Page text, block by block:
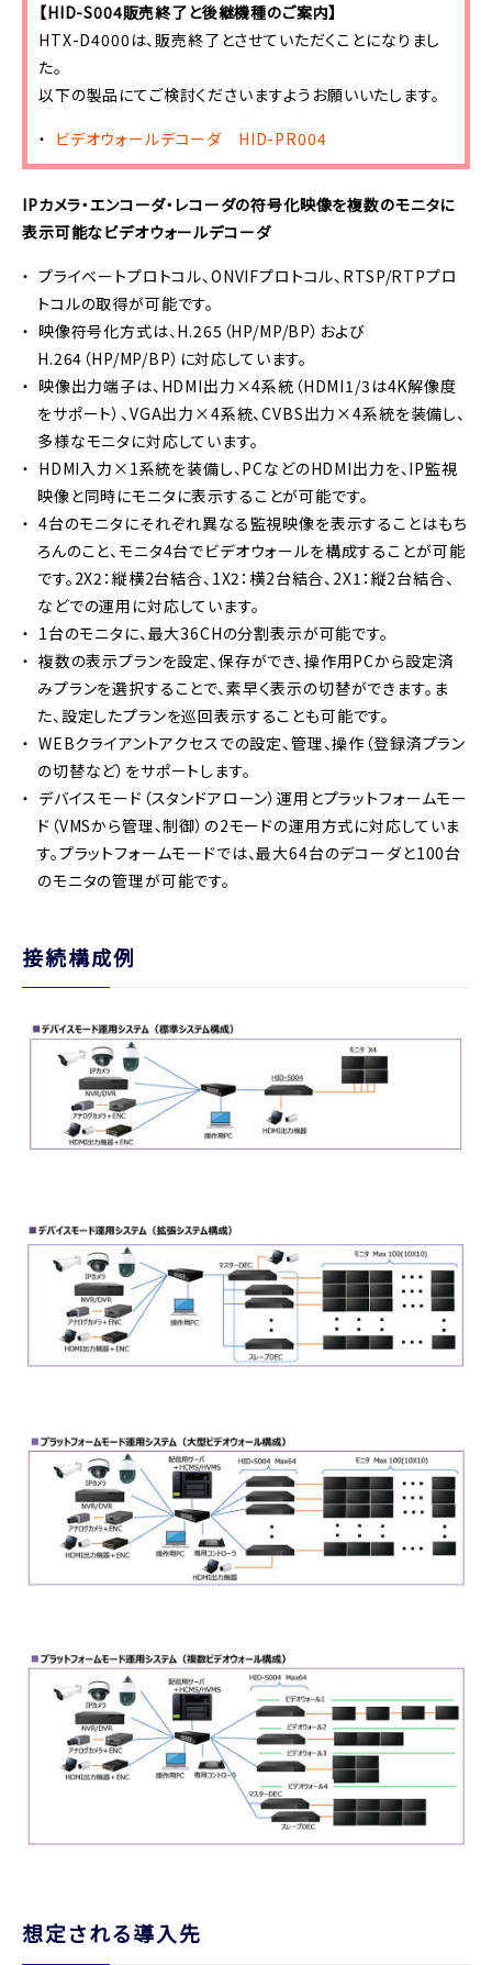
【HID-S004販売終了と後継機種のご案内】
HTX-D4000は、 販売終了とさせていただくことになりまし
た。
以下の製品にてご検討くださいますようお願いいたします。
ビデオウォールデコーダ HID-PR004
IPカメラ・エンコーダ・レコーダの符号化映像を複数のモニタに
表示可能なビデオウォールデコーダ
プライベートプロトコル、ONVIFプロトコル、RTSP/RTPプロ
トコルの取得が可能です。
映像符号化方式は、H.265（HP/MP/BP）および
H.264（HP/MP/BP）に対応しています。
映像出力端子は、HDMI出力×4系統（HDMI1/3は4K解像度
をサポート）、VGA出力×4系統、CVBS出力×4系統を装備し、
多様なモニタに対応しています。
HDMI入力×1系統を装備し、PCなどのHDMI出力を、IP監視
映像と同時にモニタに表示することが可能です。
4台のモニタにそれぞれ異なる監視映像を表示することはもち
ろんのこと、モニタ4台でビデオウォールを構成することが可能
です。2X2：縦横2台結合、1X2：横2台結合、2X1：縦2台結合、
などでの運用に対応しています。
1台のモニタに、最大36CHの分割表示が可能です。
複数の表示プランを設定、保存ができ、操作用PCから設定済
みプランを選択することで、素早く表示の切替ができます。ま
た、設定したプランを巡回表示することも可能です。
WEBクライアントアクセスでの設定、管理、操作（登録済プラン
の切替など）をサポートします。
デバイスモード（スタンドアローン）運用とプラットフォームモー
ド（VMSから管理、制御）の2モードの運用方式に対応していま
す。プラットフォームモードでは、最大64台のデコーダと100台
のモニタの管理が可能です。
接続構成例
想定される導入先